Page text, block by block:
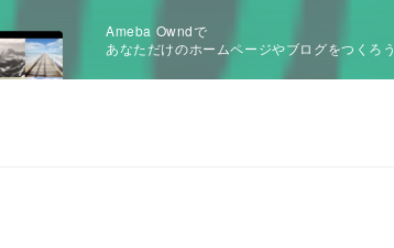
Ameba Owndで
あなただけのホームページやブログをつくろう